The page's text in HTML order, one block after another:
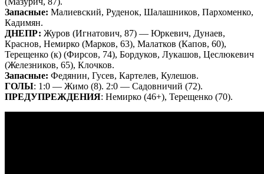
Запасные: Малиевский, Руденок, Шалашников, Пархоменко,
Кадимян.
ДНЕПР: Журов (Игнатович, 87) — Юркевич, Дунаев,
Краснов, Немирко (Марков, 63), Малатков (Капов, 60),
Терещенко (к) (Фирсов, 74), Бордуков, Лукашов, Цеслюкевич
(Железников, 65), Клочков.
Запасные: Федянин, Гусев, Картелев, Кулешов.
ГОЛЫ: 1:0 — Жимо (8). 2:0 — Садовничий (72).
ПРЕДУПРЕЖДЕНИЯ: Немирко (46+), Терещенко (70).